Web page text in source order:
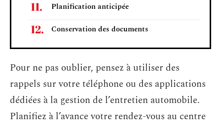
Planification anticipée
Conservation des documents
Pour ne pas oublier, pensez à utiliser des
rappels sur votre téléphone ou des applications
dédiées à la gestion de l’entretien automobile.
Planifiez à l’avance votre rendez-vous au centre